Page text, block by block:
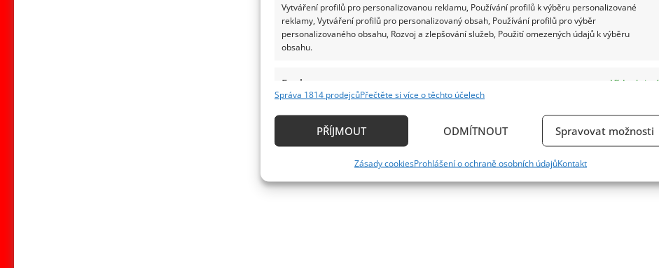
Vytváření profilů pro personalizovanou reklamu, Používání profilů k výběru personalizované
reklamy, Vytváření profilů pro personalizovaný obsah, Používání profilů pro výběr
personalizovaného obsahu, Rozvoj a zlepšování služeb, Použití omezených údajů k výběru
obsahu.
Funkce
Vždy aktivní
Identifikace zařízení na základě automaticky přenášených informací.
základě aktivně vyžádaných informací.
Správa 1814 prodejcůPřečtěte si více o těchto účelech
PŘÍJMOUT ODMÍTNOUT Spravovat možnosti
Zásady cookiesProhlášení o ochraně osobních údajůKontakt